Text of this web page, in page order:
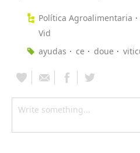
Política Agroalimentaria
Vid
ayudas
ce doue